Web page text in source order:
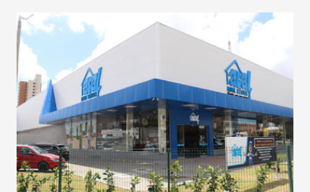
Geografia pela Uece, especialista em Geografia pela
Universidade Federal do Ceará (UFC) e mestre pela
Universidade Federal de Pernambuco (UFPE). Foi vice-
reitor da Uece entre 2012 e 2020. Apresentado pela
jornalista Kézya Diniz, o programa Conexão Assembleia é
veiculado na rádio FM Assembleia, no YouTube e no
Facebook da ALCE. Na segunda, às 20h30, é exibido na TV
Assembleia. Também é possível acessar o conteúdo no
Podcast da Rádio, disponível em plataformas como Spotify ,